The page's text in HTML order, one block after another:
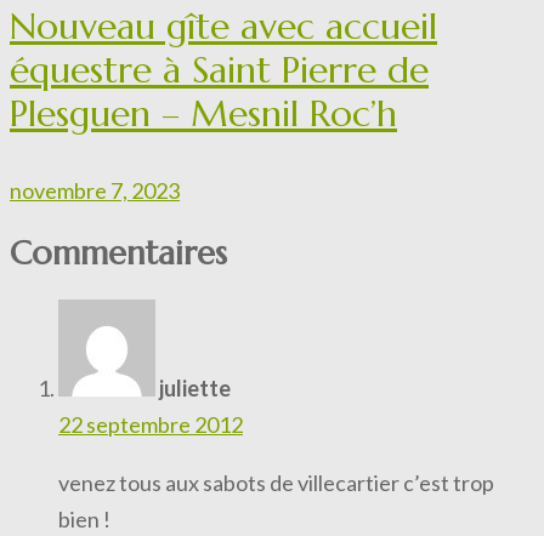
Nouveau gîte avec accueil
équestre à Saint Pierre de
Plesguen – Mesnil Roc’h
novembre 7, 2023
Commentaires
juliette
22 septembre 2012
venez tous aux sabots de villecartier c’est trop
bien !